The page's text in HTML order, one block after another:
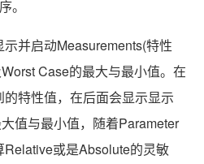
。
并启动Measurements(特性
Case的最大与最小值。在
特性值，在后面会显示显示
值与最小值，随着Parameter
或是Absolute的灵敏